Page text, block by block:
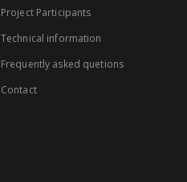
Project Participants
Technical information
Frequently asked quetions
Contact